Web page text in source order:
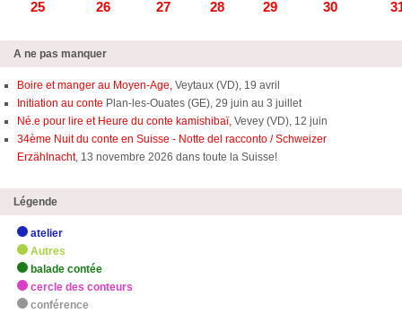
25 26 27 28 29 30
A ne pas manquer
Boire et manger au Moyen-Age, Veytaux (VD), 19 avril
Initiation au conte Plan-les-Ouates (GE), 29 juin au 3 juillet
Né.e pour lire et Heure du conte kamishibaï, Vevey (VD), 12 juin
34ème Nuit du conte en Suisse - Notte del racconto / Schweizer
Erzählnacht, 13 novembre 2026 dans toute la Suisse!
Légende
atelier
Autres
balade contée
cercle des conteurs
conférence